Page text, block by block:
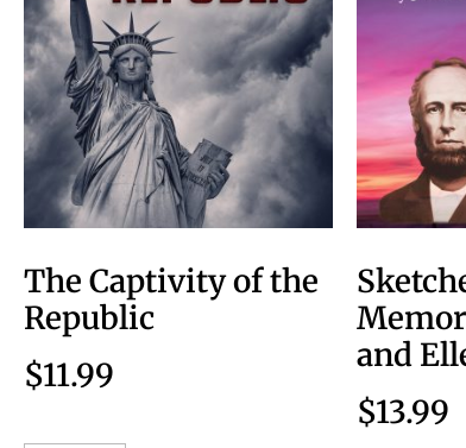
The Captivity of the
Republic
$11.99
and
$13.99